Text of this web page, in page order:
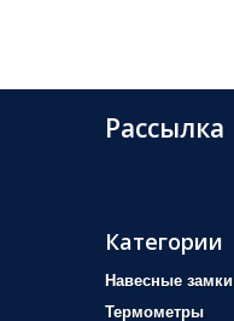
Рассылка
Категории
Навесные замки
Термометры